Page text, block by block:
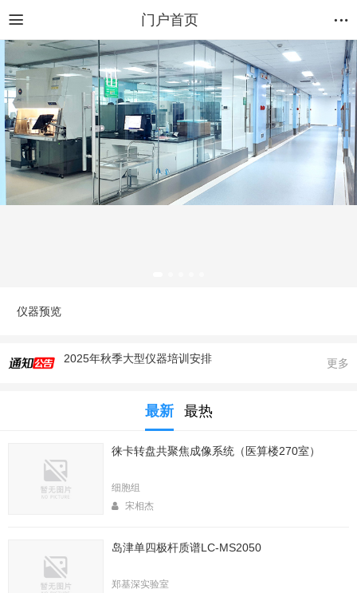
门户首页
仪器预览
生命中心2025寒假值班表
生命科学实验中心2026年暑期值班表
2026年春季大型仪器培训安排
实验中心医算楼206室新到 非接触式超声波破碎仪
更多
最新 最热
徕卡转盘共聚焦成像系统（医算楼270室）
细胞组
宋相杰
岛津单四极杆质谱LC-MS2050
郑基深实验室